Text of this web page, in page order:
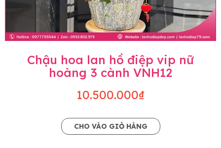
Chậu hoa lan hồ điệp vip nữ
hoàng 3 cành VNH12
10.500.000₫
CHO VÀO GIỎ HÀNG